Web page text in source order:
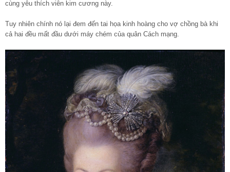
cùng yêu thích viên kim cương này.
Tuy nhiên chính nó lại đem đến tai họa kinh hoàng cho vợ chồng bà khi
cả hai đều mất đầu dưới máy chém của quân Cách mạng.